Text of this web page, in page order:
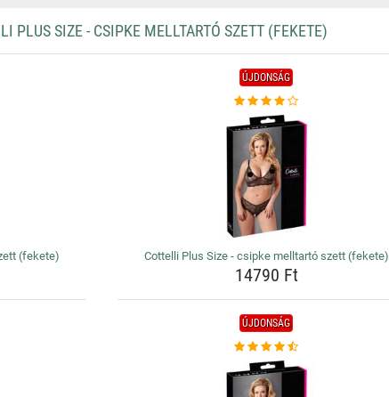
PLUS SIZE - CSIPKE MELLTARTÓ SZETT (FEKETE)
(fekete)
ÚJDONSÁG
Cottelli Plus Size - csipke melltartó szett (fekete)
14790 Ft
ÚJDONSÁG